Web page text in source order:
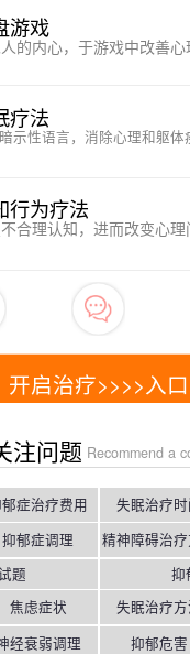
巩固
音乐助疗，巩固脑神经递质
意见
访，给出防护意见
管理
性化愈后护理服务
开启治疗>>>>入口
注问题 Recommend a
症治疗费用
抑郁症调理
失眠治疗
精神障碍治
题 抑
焦虑症状
经衰弱调理
失眠治疗
抑郁危害